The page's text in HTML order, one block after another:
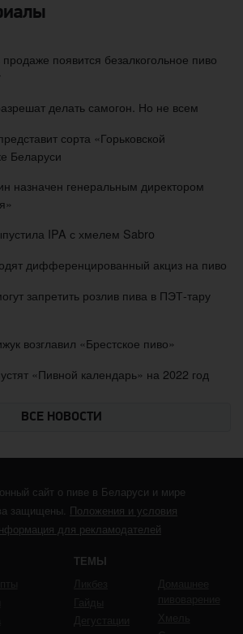
появится безалкогольное пиво
делать самогон. Но не всем
сорта «Горьковской
Беларуси
назначен генеральным директором
IPA с хмелем Sabro
дифференцированный акциз на пиво
запретить розлив пива в ПЭТ-тару
возглавил «Брестское пиво»
«Пивной календарь» на 2022 год
ВСЕ НОВОСТИ
сайт о пиве в Беларуси и мире
защищены. Положения и условия
для рекламодателей
ТЕМЫ